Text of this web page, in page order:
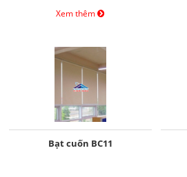
Xem thêm
Bạt cuốn BC11